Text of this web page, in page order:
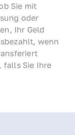
Sie mit
oder
Ihr Geld
wenn
falls Sie Ihre